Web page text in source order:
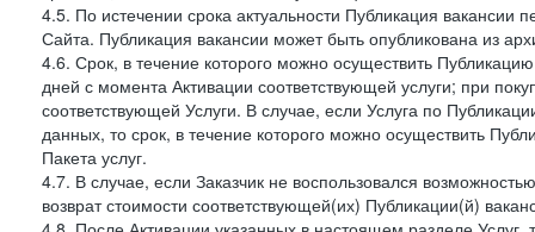
4.5. По истечении срока актуальности Публикация
Сайта. Публикация вакансии может быть опубликована из
4.6. Срок, в течение которого можно осуществить
дней с момента Активации соответствующей услуги; при
соответствующей Услуги. В случае, если Услуга по
данных, то срок, в течение которого можно осуществить
Пакета услуг.
4.7. В случае, если Заказчик не воспользовался
возврат стоимости соответствующей(их) Публикации(й)